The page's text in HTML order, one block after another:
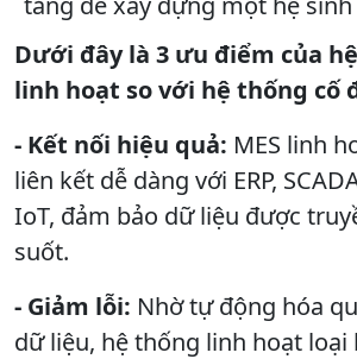
Dưới đây là 3 ưu điểm của
linh hoạt so với hệ thống cố
- Kết nối hiệu quả: MES linh
liên kết dễ dàng với ERP,
IoT, đảm bảo dữ liệu được
suốt.
- Giảm lỗi: Nhờ tự động hóa
dữ liệu, hệ thống linh hoạt loại